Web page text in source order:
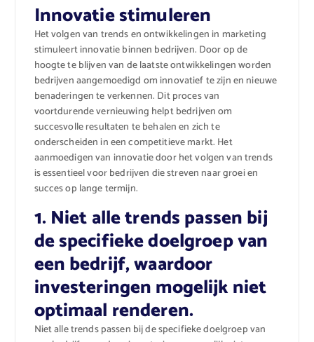
Innovatie stimuleren
Het volgen van trends en ontwikkelingen in marketing
stimuleert innovatie binnen bedrijven. Door op de
hoogte te blijven van de laatste ontwikkelingen worden
bedrijven aangemoedigd om innovatief te zijn en nieuwe
benaderingen te verkennen. Dit proces van
voortdurende vernieuwing helpt bedrijven om
succesvolle resultaten te behalen en zich te
onderscheiden in een competitieve markt. Het
aanmoedigen van innovatie door het volgen van trends
is essentieel voor bedrijven die streven naar groei en
succes op lange termijn.
1. Niet alle trends passen bij
de specifieke doelgroep van
een bedrijf, waardoor
investeringen mogelijk niet
optimaal renderen.
Niet alle trends passen bij de specifieke doelgroep van